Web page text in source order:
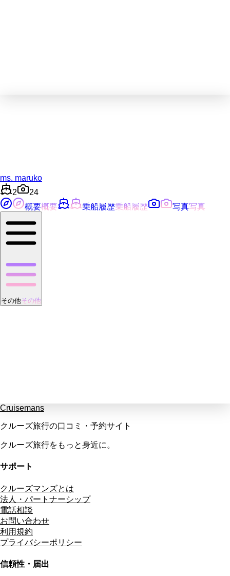
ms. maruko
2
24
概要概要 乗船履歴乗船履歴 写真写真
その他その他
Cruisemans
クルーズ旅行の口コミ・予約サイト
クルーズ旅行をもっと身近に。
サポート
クルーズマンズとは
法人・パートナーシップ
電話相談
お問い合わせ
利用規約
プライバシーポリシー
信頼性・届出